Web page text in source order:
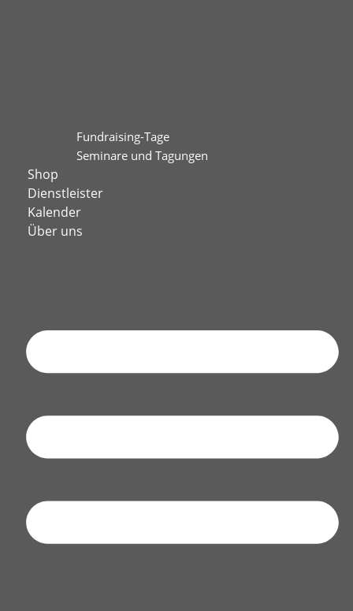
Fundraising-Tage
Seminare und Tagungen
Shop
Dienstleister
Kalender
Über uns